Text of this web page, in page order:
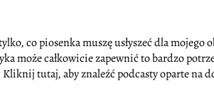
co piosenka muszę usłyszeć dla
może całkowicie zapewnić to bardzo
tutaj, aby znaleźć podcasty oparte